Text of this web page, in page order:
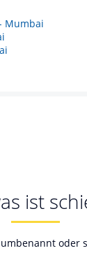
Mumbai
ist
oder